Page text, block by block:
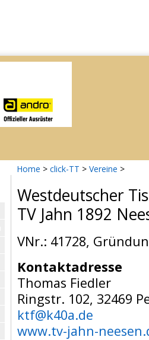
Home > click-TT > Vereine >
Westdeutscher
TV Jahn 1892
VNr.: 41728,
Kontaktadresse
Thomas Fiedler
Ringstr. 102, 32469
ktf@k40a.de
www.tv-jahn-